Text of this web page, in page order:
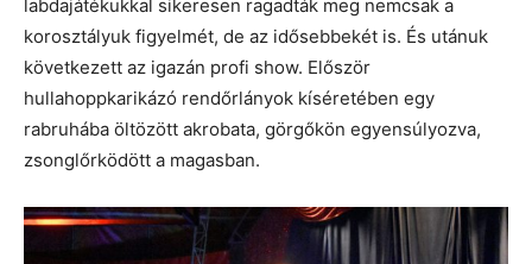
labdajátékukkal sikeresen ragadták meg nemcsak a
korosztályuk figyelmét, de az idősebbekét is. És utánuk
következett az igazán profi show. Először
hullahoppkarikázó rendőrlányok kíséretében egy
rabruhába öltözött akrobata, görgőkön egyensúlyozva,
zsonglőrködött a magasban.